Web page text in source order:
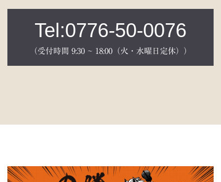
Tel:0776-50-0076
（受付時間 9:30 ~ 18:00（火・水曜日定休））